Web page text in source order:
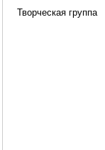
Творческая группа